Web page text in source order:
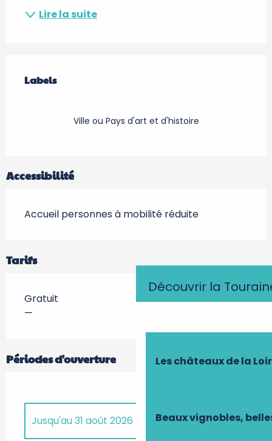
Découvrir la
Les châteaux de la
Beaux vignobles,
Lire la suite
Labels
Labels
Ville ou Pays d'art et d'histoire
Accessibilité
Accueil personnes à mobilité réduite
Tarifs
Gratuit
—
Périodes d'ouverture
Jusqu'au31 août 2026